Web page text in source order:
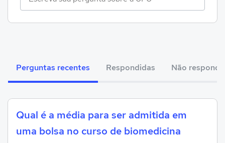
Perguntas recentes Respondidas Não
Qual é a média para ser admitida em
uma bolsa no curso de biomedicina